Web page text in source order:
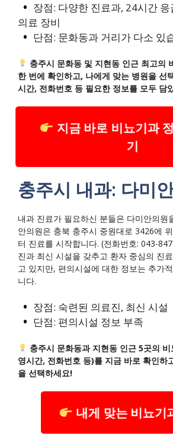
장점: 다양한 진료과, 24시간
의료 장비
단점: 문화동과 거리가 다소 있
충주시 문화동 및 지현동 인근 최고의
한 번에 확인하고, 나에게 맞는 병원을 선
시간, 전화번호 등 필요한 정보를 모두 담
지금 바로 비뇨기과
기
충주시 내과: 다미
내과 진료가 필요하신 분들은 다미안의원
안의원은 충북 충주시 중원대로 3426에
터 진료를 시작합니다. (전화번호: 043-
진과 최신 시설을 갖추고 환자 중심의 진
고 있지만, 편의시설에 대한 정보는 추가
니다.
장점: 숙련된 의료진, 최신 시설
단점: 편의시설 정보 부족
충주시 문화동과 지현동 인근 5곳의
영시간, 전화번호 등)를 지금 바로 확인하
을 선택하세요!
내게 맞는 비뇨기